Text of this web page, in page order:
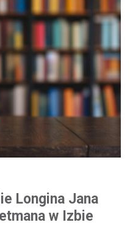
Longina Jana
w Izbie